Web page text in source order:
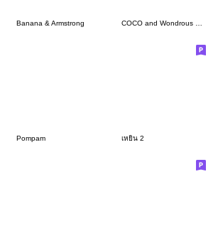
Banana & Armstrong COCO and Wondrous Gang 13
Pompam เหยิน 2